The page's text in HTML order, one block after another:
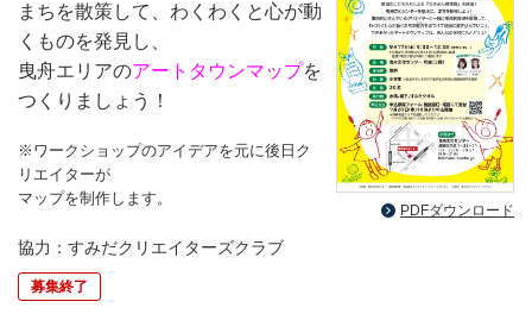
まちを散策して、わくわくと心が動
くものを発見し、
曳舟エリアのアートタウンマップを
つくりましょう！
※ワークショップのアイデアを元に後日ク
リエイターが
マップを制作します。
協力：すみだクリエイターズクラブ
募集終了
PDFダウンロード